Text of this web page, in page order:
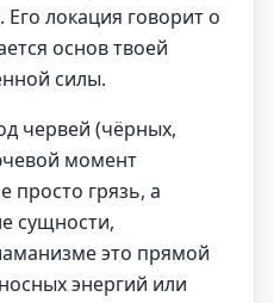
локация говорит о
основ твоей
силы.
червей (чёрных,
момент
просто грязь, а
сущности,
это прямой
энергий или